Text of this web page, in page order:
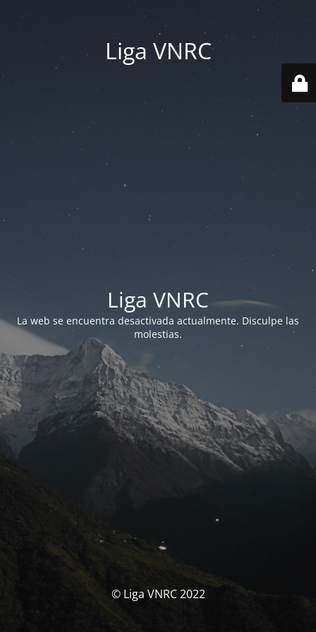
Liga VNRC
Liga VNRC
La web se encuentra desactivada actualmente. Disculpe las
molestias.
© Liga VNRC 2022